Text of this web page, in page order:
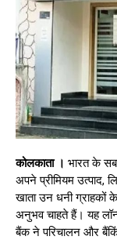
कोलकाता । भारत के
अपने प्रीमियम उत्पाद,
खाता उन धनी ग्राहकों
अनुभव चाहते हैं। यह
बैंक ने परिचालन और